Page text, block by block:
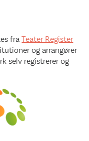
fraTeater Register
og arrangører
selv registrerer og